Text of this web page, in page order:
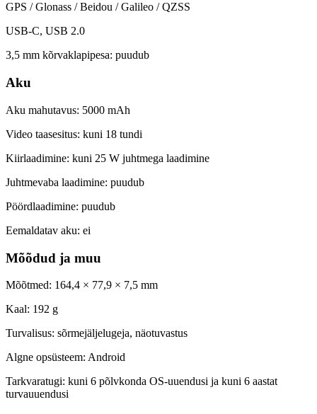
GPS / Glonass / Beidou / Galileo / QZSS
USB-C, USB 2.0
3,5 mm kõrvaklapipesa: puudub
Aku
Aku mahutavus: 5000 mAh
Video taasesitus: kuni 18 tundi
Kiirlaadimine: kuni 25 W juhtmega laadimine
Juhtmevaba laadimine: puudub
Pöördlaadimine: puudub
Eemaldatav aku: ei
Mõõdud ja muu
Mõõtmed: 164,4 × 77,9 × 7,5 mm
Kaal: 192 g
Turvalisus: sõrmejäljelugeja, näotuvastus
Algne opsüsteem: Android
Tarkvaratugi: kuni 6 põlvkonda OS-uuendusi ja kuni 6 aastat
turvauuendusi